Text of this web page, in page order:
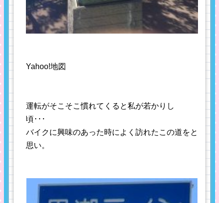
Yahoo!地図
運転がそこそこ慣れてくると私が若かりし
頃･･･
バイクに興味のあった時によく訪れたこの道をと
思い。